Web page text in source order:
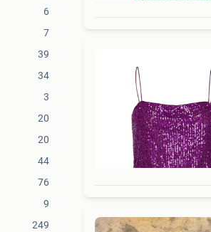
6
7
39
34
3
20
20
44
76
9
249